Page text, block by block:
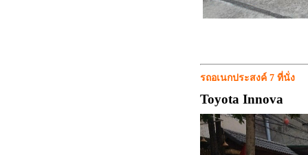
รถอเนกประสงค์ 7 ที่นั่ง
Toyota Innova